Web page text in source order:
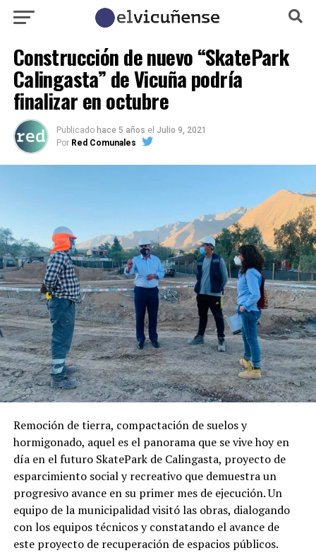
Construcción de nuevo “SkatePark
Calingasta” de Vicuña podría
finalizar en octubre
Publicado hace 5 años el Julio 9, 2021
Por Red Comunales
Remoción de tierra, compactación de suelos y
hormigonado, aquel es el panorama que se vive hoy en
día en el futuro SkatePark de Calingasta, proyecto de
esparcimiento social y recreativo que demuestra un
progresivo avance en su primer mes de ejecución. Un
equipo de la municipalidad visitó las obras, dialogando
con los equipos técnicos y constatando el avance de
este proyecto de recuperación de espacios públicos.